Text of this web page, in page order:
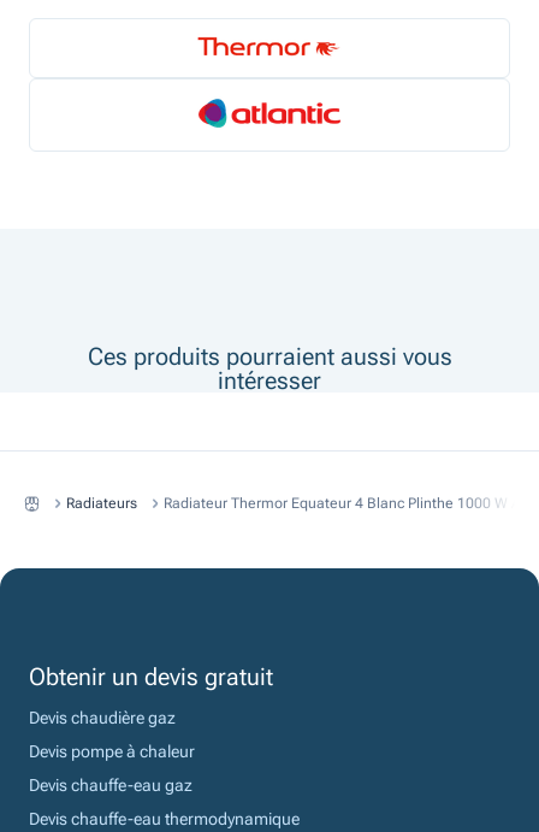
Ces produits pourraient aussi vous
intéresser
Radiateurs Radiateur Thermor Equateur 4 Blanc Plinthe 1000 W A
Obtenir un devis gratuit
Devis chaudière gaz
Devis pompe à chaleur
Devis chauffe-eau gaz
Devis chauffe-eau thermodynamique